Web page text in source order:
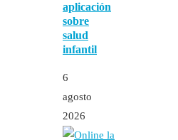
aplicación
sobre
salud
infantil
6
agosto
2026